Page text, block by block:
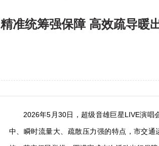
精准统筹强保障 高效疏导暖
2026年5月30日，超级音雄巨星LIVE演唱
中、瞬时流量大、疏散压力强的特点，市交